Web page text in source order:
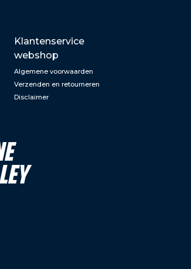
Klantenservice
webshop
Algemene voorwaarden
Verzenden en retourneren
Disclaimer